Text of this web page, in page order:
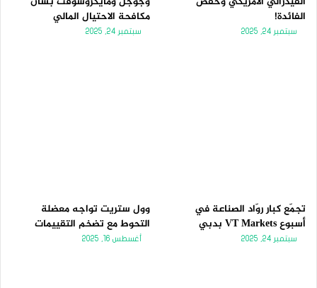
الفائدة!
سبتمبر 24, 2025
مكافحة الاحتيال المالي
سبتمبر 24, 2025
تجمّع كبار روّاد الصناعة في
أسبوع VT Markets بدبي
سبتمبر 24, 2025
وول ستريت تواجه معضلة
التحوط مع تضخم التقييمات
أغسطس 16, 2025